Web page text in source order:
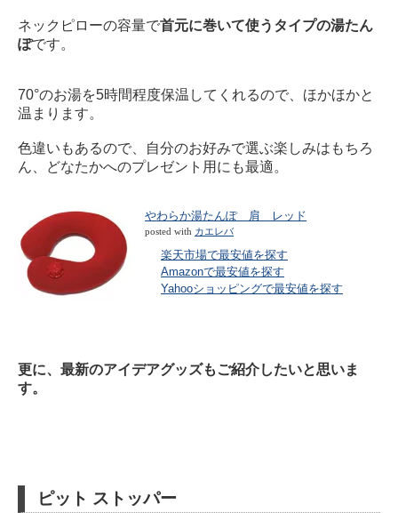
ネックピローの容量で首元に巻いて使うタイプの湯たん
ぽです。
70°のお湯を5時間程度保温してくれるので、ほかほかと
温まります。
色違いもあるので、自分のお好みで選ぶ楽しみはもちろ
ん、どなたかへのプレゼント用にも最適。
やわらか湯たんぽ 肩 レッド
posted with カエレバ
楽天市場で最安値を探す
Amazonで最安値を探す
Yahooショッピングで最安値を探す
更に、最新のアイデアグッズもご紹介したいと思いま
す。
ピット ストッパー